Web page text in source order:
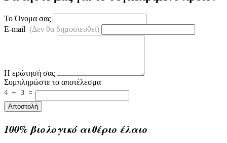
Το Όνομα σας
E-mail (Δεν θα δημοσιευθεί)
Η ερώτησή σας
Συμπληρώστε το αποτέλεσμα
Αποστολή
100% βιολογικό αιθέριο έλαιο